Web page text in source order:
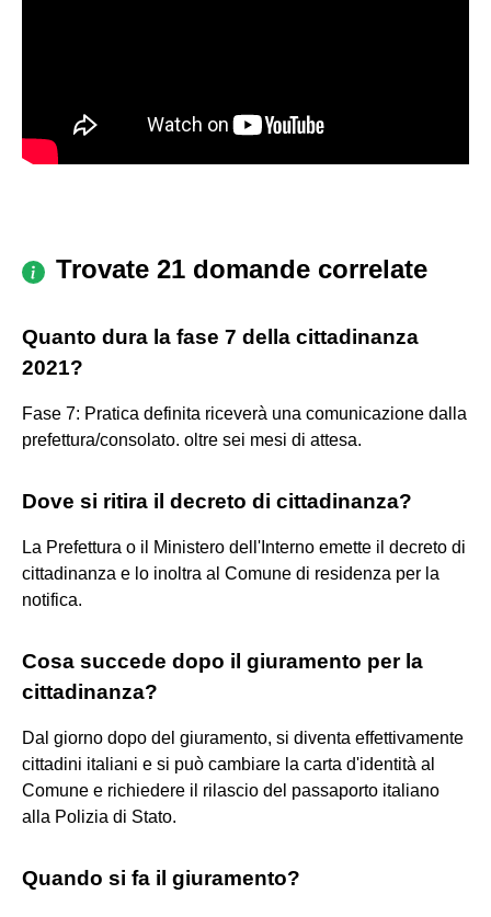
Trovate 21 domande correlate
Quanto dura la fase 7 della cittadinanza
2021?
Fase 7: Pratica definita riceverà una comunicazione dalla
prefettura/consolato. oltre sei mesi di attesa.
Dove si ritira il decreto di cittadinanza?
La Prefettura o il Ministero dell'Interno emette il decreto di
cittadinanza e lo inoltra al Comune di residenza per la
notifica.
Cosa succede dopo il giuramento per la
cittadinanza?
Dal giorno dopo del giuramento, si diventa effettivamente
cittadini italiani e si può cambiare la carta d'identità al
Comune e richiedere il rilascio del passaporto italiano
alla Polizia di Stato.
Quando si fa il giuramento?